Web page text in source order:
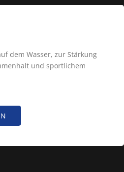
dem Wasser, zur Stärkung
und sportlichem